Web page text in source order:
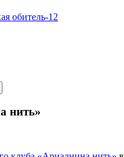
обитель-12
нить»